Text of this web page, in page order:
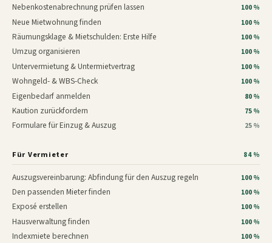
Nebenkostenabrechnung prüfen lassen 100 %
Neue Mietwohnung finden 100 %
Räumungsklage & Mietschulden: Erste Hilfe 100 %
Umzug organisieren 100 %
Untervermietung & Untermietvertrag 100 %
Wohngeld- & WBS-Check 100 %
Eigenbedarf anmelden 80 %
Kaution zurückfordern 75 %
Formulare für Einzug & Auszug 25 %
Für Vermieter 84 %
Auszugsvereinbarung: Abfindung für den Auszug regeln 100 %
Den passenden Mieter finden 100 %
Exposé erstellen 100 %
Hausverwaltung finden 100 %
Indexmiete berechnen 100 %